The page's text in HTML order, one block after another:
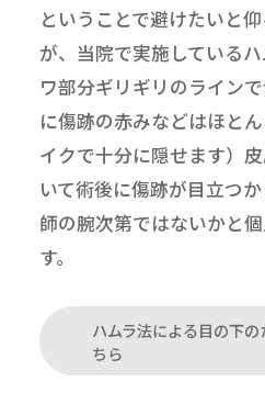
ということで避けたいと
が、当院で実施している
ワ部分ギリギリのライン
に傷跡の赤みなどはほと
イクで十分に隠せます）
いて術後に傷跡が目立つ
師の腕次第ではないかと
す。
ハムラ法による目の下
ちら